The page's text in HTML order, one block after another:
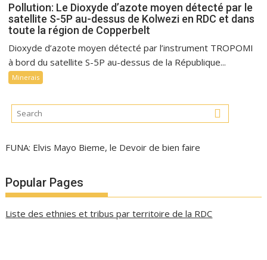
Pollution: Le Dioxyde d’azote moyen détecté par le
satellite S-5P au-dessus de Kolwezi en RDC et dans
toute la région de Copperbelt
Dioxyde d’azote moyen détecté par l’instrument TROPOMI
à bord du satellite S-5P au-dessus de la République...
Minerais
FUNA: Elvis Mayo Bieme, le Devoir de bien faire
Popular Pages
Liste des ethnies et tribus par territoire de la RDC